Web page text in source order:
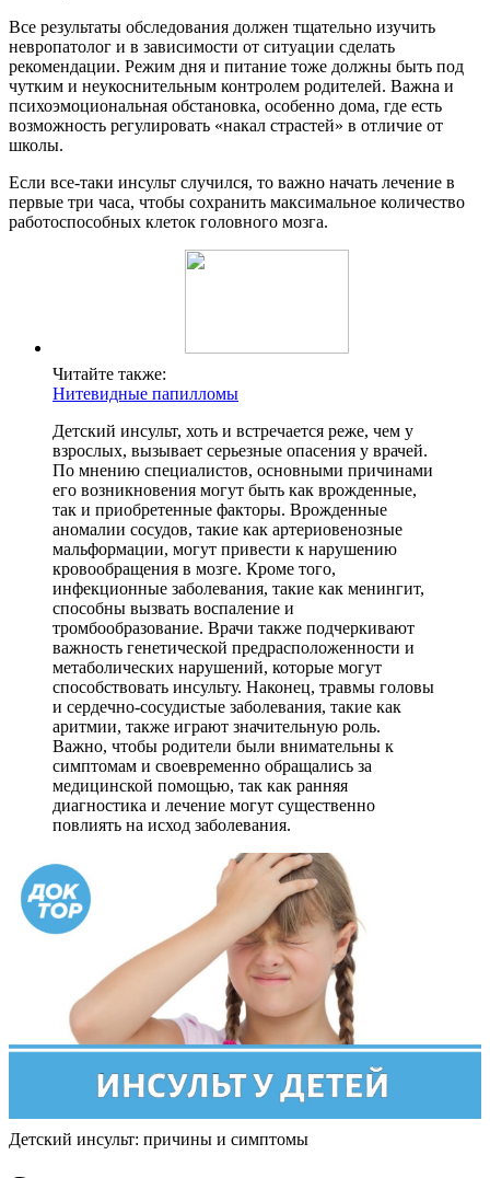
Все результаты обследования должен тщательно изучить
невропатолог и в зависимости от ситуации сделать
рекомендации. Режим дня и питание тоже должны быть под
чутким и неукоснительным контролем родителей. Важна и
психоэмоциональная обстановка, особенно дома, где есть
возможность регулировать «накал страстей» в отличие от
школы.
Если все-таки инсульт случился, то важно начать лечение в
первые три часа, чтобы сохранить максимальное количество
работоспособных клеток головного мозга.
Читайте также:
Нитевидные папилломы
Детский инсульт, хоть и встречается реже, чем у
взрослых, вызывает серьезные опасения у врачей.
По мнению специалистов, основными причинами
его возникновения могут быть как врожденные,
так и приобретенные факторы. Врожденные
аномалии сосудов, такие как артериовенозные
мальформации, могут привести к нарушению
кровообращения в мозге. Кроме того,
инфекционные заболевания, такие как менингит,
способны вызвать воспаление и
тромбообразование. Врачи также подчеркивают
важность генетической предрасположенности и
метаболических нарушений, которые могут
способствовать инсульту. Наконец, травмы головы
и сердечно-сосудистые заболевания, такие как
аритмии, также играют значительную роль.
Важно, чтобы родители были внимательны к
симптомам и своевременно обращались за
медицинской помощью, так как ранняя
диагностика и лечение могут существенно
повлиять на исход заболевания.
Детский инсульт: причины и симптомы